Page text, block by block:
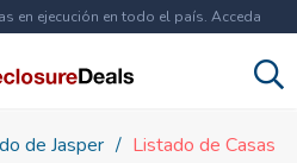
en ejecución en todo el país. Acceda
de Jasper
Listado de Casas